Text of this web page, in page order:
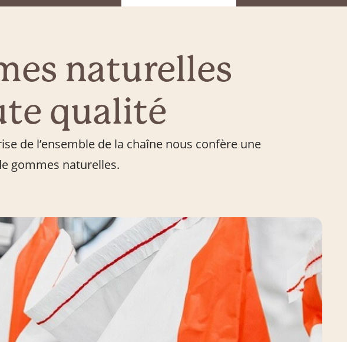
naturelles
qualité
de l’ensemble de la chaîne nous confère une
gommes naturelles.